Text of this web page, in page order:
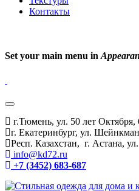
Контакты
Set your main menu in
г.Тюмень, ул. 50 лет Октября,
г. Екатеринбург, ул.
Респ. Казахстан, г. Астана,
info@kd72.ru
+7 (3452) 683-687